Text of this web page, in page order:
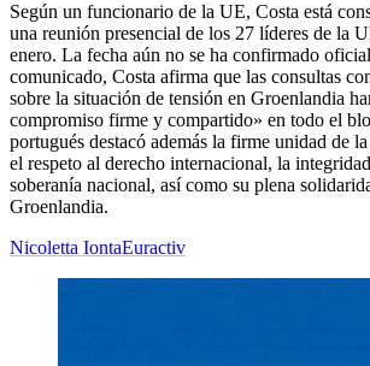
Según un funcionario de la UE, Costa está
una reunión presencial de los 27 líderes de la
enero. La fecha aún no se ha confirmado
comunicado, Costa afirma que las consultas
sobre la situación de tensión en Groenlandia
compromiso firme y compartido» en todo el
portugués destacó además la firme unidad de
el respeto al derecho internacional, la
soberanía nacional, así como su plena
Groenlandia.
Nicoletta IontaEuractiv